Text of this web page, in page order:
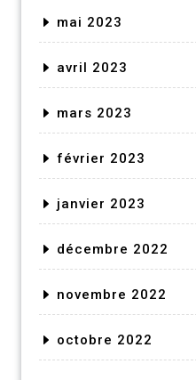
mai 2023
avril 2023
mars 2023
février 2023
janvier 2023
décembre 2022
novembre 2022
octobre 2022